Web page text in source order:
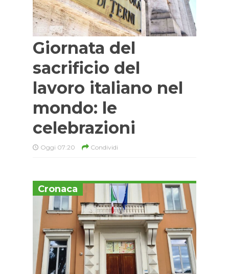
Giornata del
sacrificio del
lavoro italiano nel
mondo: le
celebrazioni
Oggi 07:20 Condividi
Cronaca